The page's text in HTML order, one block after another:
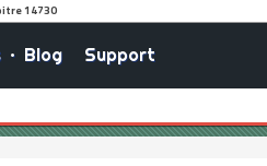
• Blog Support